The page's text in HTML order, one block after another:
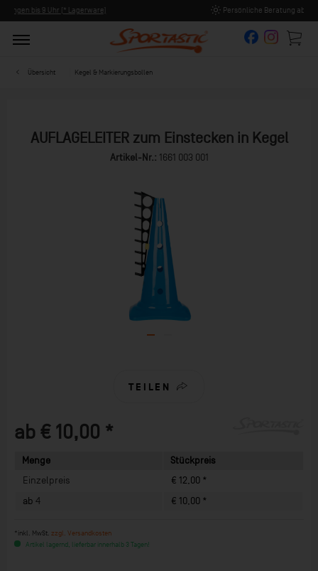
Persönliche Beratung ab 8:00 Uhr Früh (Mo-Fr)
Übersicht Kegel & Markierungsbollen
AUFLAGELEITER zum Einstecken in Kegel
Artikel-Nr.: 1661 003 001
TEILEN
ab € 10,00 *
Menge
Stückpreis
Einzelpreis
€ 12,00 *
ab 4 € 10,00 *
*inkl. MwSt. zzgl. Versandkosten
Artikel lagernd, lieferbar innerhalb 3 Tagen!